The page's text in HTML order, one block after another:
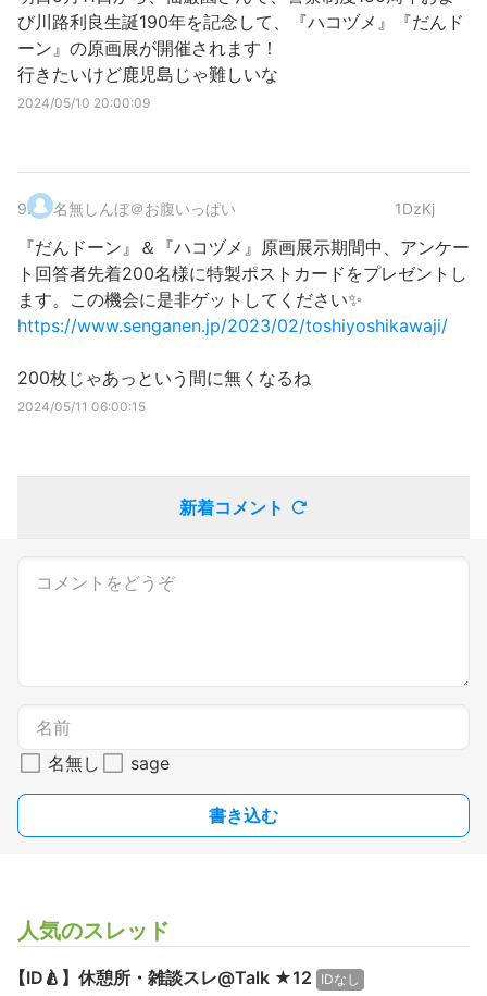
び川路利良生誕190年を記念して、『ハコヅメ』『だんド
ーン』の原画展が開催されます！
行きたいけど鹿児島じゃ難しいな
2024/05/10 20:00:09
9. 名無しんぼ＠お腹いっぱい 1DzKj
『だんドーン』＆『ハコヅメ』原画展示期間中、アンケー
ト回答者先着200名様に特製ポストカードをプレゼントし
ます。この機会に是非ゲットしてください✨
https://www.senganen.jp/2023/02/toshiyoshikawaji/
200枚じゃあっという間に無くなるね
2024/05/11 06:00:15
新着コメント
名無し sage
書き込む
人気のスレッド
【ID🍐】休憩所・雑談スレ@Talk ★12 IDなし